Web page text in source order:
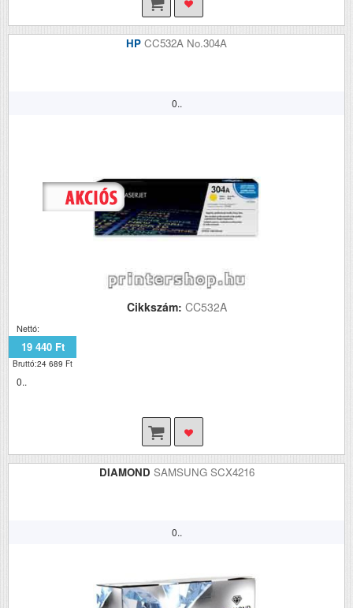
HP CC532A No.304A
0..
Cikkszám: CC532A
Nettó:
19 440 Ft
Bruttó:24 689 Ft
0..
DIAMOND SAMSUNG SCX4216
0..